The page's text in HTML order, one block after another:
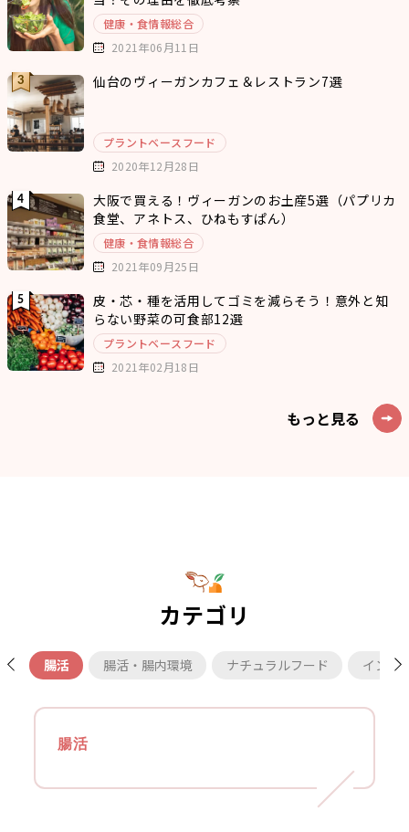
健康・食情報総合
2021年06月11日
仙台のヴィーガンカフェ＆レストラン7選
プラントベースフード
2020年12月28日
大阪で買える！ヴィーガンのお土産5選（パプリカ
食堂、アネトス、ひねもすぱん）
健康・食情報総合
2021年09月25日
皮・芯・種を活用してゴミを減らそう！意外と知
らない野菜の可食部12選
プラントベースフード
2021年02月18日
もっと見る
カテゴリ
腸活 腸活・腸内環境 ナチュラルフード インナ
腸活